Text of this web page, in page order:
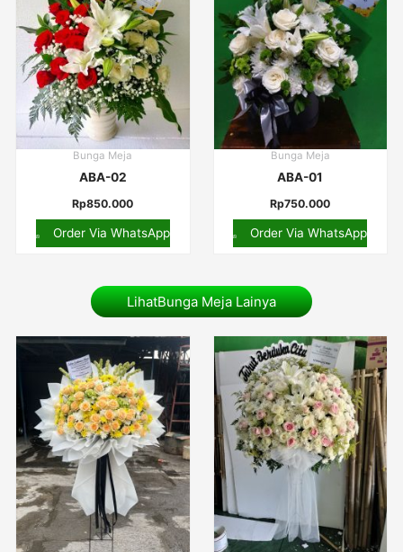
Bunga Meja
ABA-02
Rp850.000
Order Via WhatsApp
Bunga Meja
ABA-01
Rp750.000
Order Via WhatsApp
LihatBunga Meja Lainya